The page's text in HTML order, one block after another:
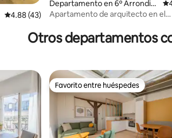
Calificación promedio: 4.88 de 5; 43 evaluaciones
4.88 (43)
Departamento en 6º Arrondiss
ement
Apartamento de arquitecto en el
Otros departamentos
Favorito entre huéspedes
Favorito entre huéspedes